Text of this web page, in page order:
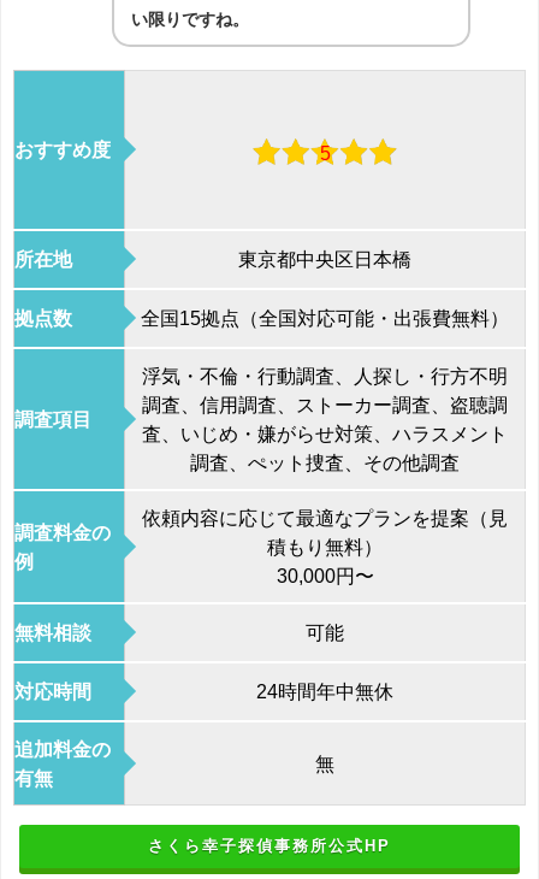
い限りですね。
おすすめ度 5
所在地 東京都中央区日本橋
拠点数 全国 15拠点（全国対応可能・出張費無料）
調査項目
浮気・不倫・行動調査、人探し・行方不明
調査、信用調査、ストーカー調査、盗聴調
査、いじめ・嫌がらせ対策、ハラスメント
調査、ぺット捜査、その他調査
調査料金の
例
依頼内容に応じて最適なプランを提案（見
積もり無料）
30,000円〜
無料相談 可能
対応時間 24時間年中無休
追加料金の
有無
無
さくら幸子探偵事務所公式HP